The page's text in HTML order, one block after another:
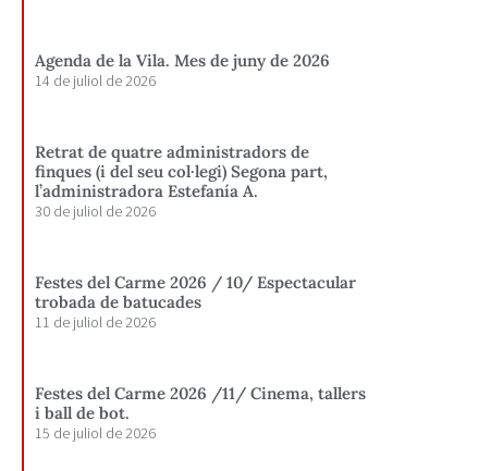
Agenda de la Vila. Mes de juny de 2026
14 de juliol de 2026
Retrat de quatre administradors de
finques (i del seu col·legi) Segona part,
l’administradora Estefanía A.
30 de juliol de 2026
Festes del Carme 2026 / 10/ Espectacular
trobada de batucades
11 de juliol de 2026
Festes del Carme 2026 /11/ Cinema, tallers
i ball de bot.
15 de juliol de 2026